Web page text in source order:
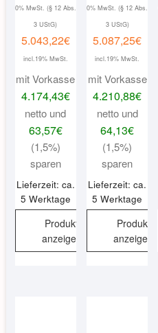
0% MwSt. (§ 12 Abs.
3 UStG)
5.043,22€
incl.19% MwSt.
mit Vorkasse
4.174,43€
netto und
63,57€
(1,5%)
sparen
Lieferzeit: ca.
5 Werktage
Produkt
anzeigen
0% MwSt. (§ 12 Abs.
3 UStG)
5.087,25€
incl.19% MwSt.
mit Vorkasse
4.210,88€
netto und
64,13€
(1,5%)
sparen
Lieferzeit: ca.
5 Werktage
Produkt
anzeigen